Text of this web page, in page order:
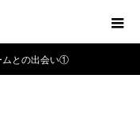
ムとの出会い①